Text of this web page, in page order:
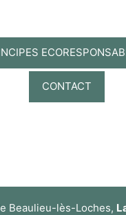
CONTACT
Beaulieu-lès-Loches,